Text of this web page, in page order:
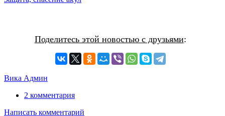
Поделитесь этой новостью с друзьями:
Вика Админ
2 комментария
Написать комментарий